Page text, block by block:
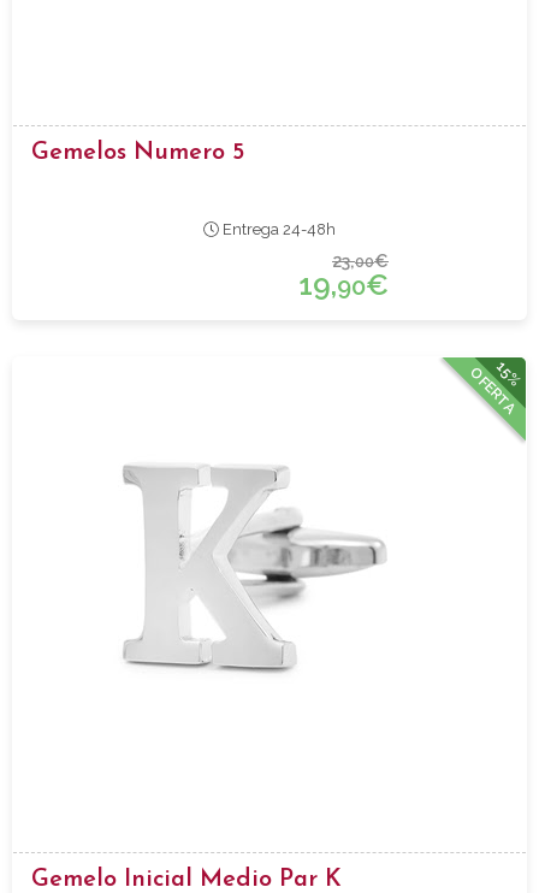
Gemelos Numero 5
Entrega 24-48h
23,00€
19,90€
15%
OFERTA
Gemelo Inicial Medio Par K